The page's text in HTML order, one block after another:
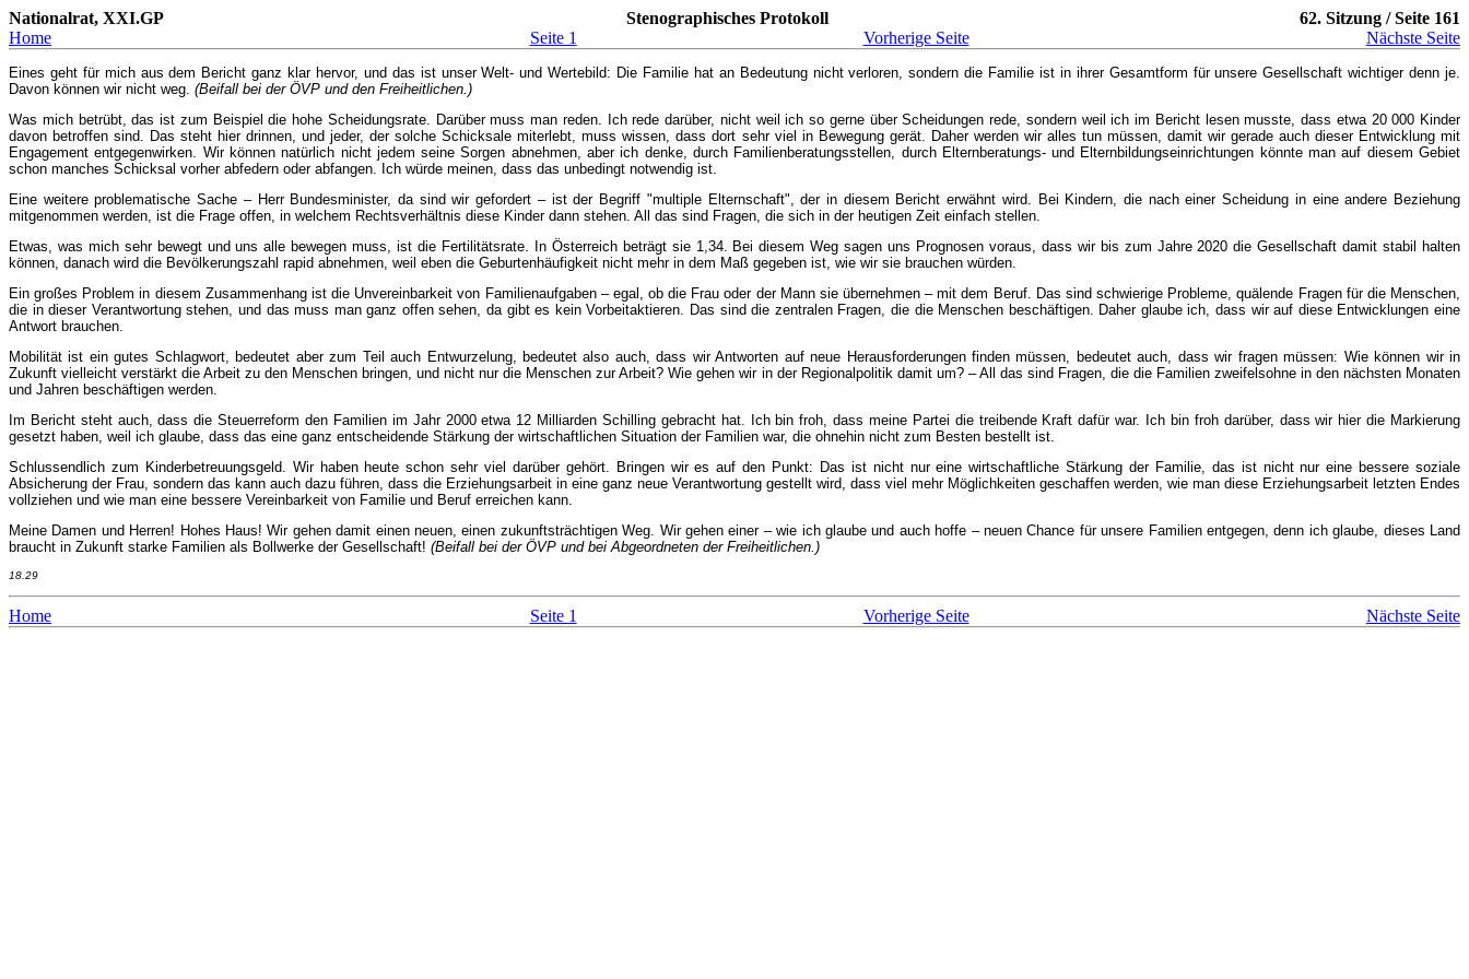
Nationalrat, XXI.GP Stenographisches Protokoll
62. Sitzung / Seite 161
Home
Seite 1 Vorherige Seite Nächste Seite
Eines geht für mich aus dem Bericht ganz klar hervor, und das ist unser Welt- und Wertebild: Die Familie hat an Bedeutung nicht verloren, sondern die Familie ist in ihrer Gesamtform für unsere Gesellschaft wichtiger denn je.
Davon können wir nicht weg. (Beifall bei der ÖVP und den Freiheitlichen.)
Was mich betrübt, das ist zum Beispiel die hohe Scheidungsrate. Darüber muss man reden. Ich rede darüber, nicht weil ich so gerne über Scheidungen rede, sondern weil ich im Bericht lesen musste, dass etwa 20 000 Kinder
davon betroffen sind. Das steht hier drinnen, und jeder, der solche Schicksale miterlebt, muss wissen, dass dort sehr viel in Bewegung gerät. Daher werden wir alles tun müssen, damit wir gerade auch dieser Entwicklung mit
Engagement entgegenwirken. Wir können natürlich nicht jedem seine Sorgen abnehmen, aber ich denke, durch Familienberatungsstellen, durch Elternberatungs- und Elternbildungseinrichtungen könnte man auf diesem Gebiet
schon manches Schicksal vorher abfedern oder abfangen. Ich würde meinen, dass das unbedingt notwendig ist.
Eine weitere problematische Sache – Herr Bundesminister, da sind wir gefordert – ist der Begriff "multiple Elternschaft", der in diesem Bericht erwähnt wird. Bei Kindern, die nach einer Scheidung in eine andere Beziehung
mitgenommen werden, ist die Frage offen, in welchem Rechtsverhältnis diese Kinder dann stehen. All das sind Fragen, die sich in der heutigen Zeit einfach stellen.
Etwas, was mich sehr bewegt und uns alle bewegen muss, ist die Fertilitätsrate. In Österreich beträgt sie 1,34. Bei diesem Weg sagen uns Prognosen voraus, dass wir bis zum Jahre 2020 die Gesellschaft damit stabil halten
können, danach wird die Bevölkerungszahl rapid abnehmen, weil eben die Geburtenhäufigkeit nicht mehr in dem Maß gegeben ist, wie wir sie brauchen würden.
Ein großes Problem in diesem Zusammenhang ist die Unvereinbarkeit von Familienaufgaben – egal, ob die Frau oder der Mann sie übernehmen – mit dem Beruf. Das sind schwierige Probleme, quälende Fragen für die Menschen,
die in dieser Verantwortung stehen, und das muss man ganz offen sehen, da gibt es kein Vorbeitaktieren. Das sind die zentralen Fragen, die die Menschen beschäftigen. Daher glaube ich, dass wir auf diese Entwicklungen eine
Antwort brauchen.
Mobilität ist ein gutes Schlagwort, bedeutet aber zum Teil auch Entwurzelung, bedeutet also auch, dass wir Antworten auf neue Herausforderungen finden müssen, bedeutet auch, dass wir fragen müssen: Wie können wir in
Zukunft vielleicht verstärkt die Arbeit zu den Menschen bringen, und nicht nur die Menschen zur Arbeit? Wie gehen wir in der Regionalpolitik damit um? – All das sind Fragen, die die Familien zweifelsohne in den nächsten Monaten
und Jahren beschäftigen werden.
Im Bericht steht auch, dass die Steuerreform den Familien im Jahr 2000 etwa 12 Milliarden Schilling gebracht hat. Ich bin froh, dass meine Partei die treibende Kraft dafür war. Ich bin froh darüber, dass wir hier die Markierung
gesetzt haben, weil ich glaube, dass das eine ganz entscheidende Stärkung der wirtschaftlichen Situation der Familien war, die ohnehin nicht zum Besten bestellt ist.
Schlussendlich zum Kinderbetreuungsgeld. Wir haben heute schon sehr viel darüber gehört. Bringen wir es auf den Punkt: Das ist nicht nur eine wirtschaftliche Stärkung der Familie, das ist nicht nur eine bessere soziale
Absicherung der Frau, sondern das kann auch dazu führen, dass die Erziehungsarbeit in eine ganz neue Verantwortung gestellt wird, dass viel mehr Möglichkeiten geschaffen werden, wie man diese Erziehungsarbeit letzten Endes
vollziehen und wie man eine bessere Vereinbarkeit von Familie und Beruf erreichen kann.
Meine Damen und Herren! Hohes Haus! Wir gehen damit einen neuen, einen zukunftsträchtigen Weg. Wir gehen einer – wie ich glaube und auch hoffe – neuen Chance für unsere Familien entgegen, denn ich glaube, dieses Land
braucht in Zukunft starke Familien als Bollwerke der Gesellschaft! (Beifall bei der ÖVP und bei Abgeordneten der Freiheitlichen.)
18.29
Home Seite 1 Vorherige Seite Nächste Seite